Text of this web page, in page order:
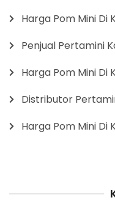
Harga Pom Mini Di
Penjual Pertamini
Harga Pom Mini Di
Distributor
Harga Pom Mini Di